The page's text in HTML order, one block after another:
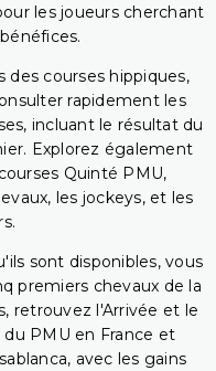
les joueurs cherchant
des courses hippiques,
rapidement les
incluant le résultat du
Explorez également
Quinté PMU,
les jockeys, et les
sont disponibles, vous
premiers chevaux de la
retrouvez l'Arrivée et le
PMU en France et
avec les gains